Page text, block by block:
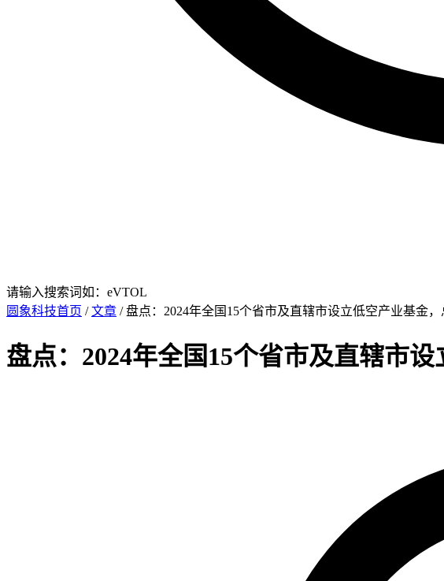
请输入搜索词如：eVTOL
圆象科技首页 /文章 / 盘点：2024年全国15个省市及直辖市设立低空产业基金
盘点：2024年全国15个省市及直辖市